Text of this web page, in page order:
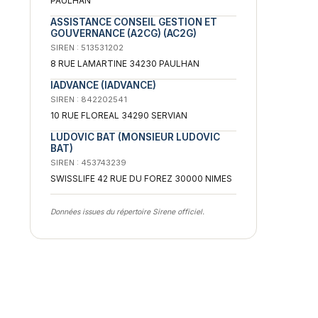
ASSISTANCE CONSEIL GESTION ET
GOUVERNANCE (A2CG) (AC2G)
SIREN : 513531202
8 RUE LAMARTINE 34230 PAULHAN
IADVANCE (IADVANCE)
SIREN : 842202541
10 RUE FLOREAL 34290 SERVIAN
LUDOVIC BAT (MONSIEUR LUDOVIC
BAT)
SIREN : 453743239
SWISSLIFE 42 RUE DU FOREZ 30000 NIMES
Données issues du répertoire Sirene officiel.